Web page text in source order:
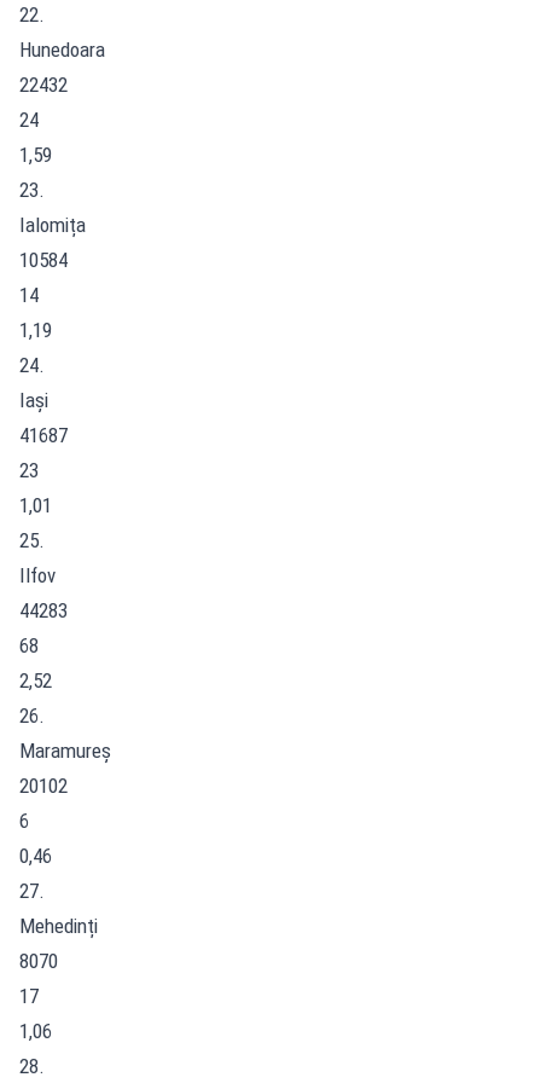
22.
Hunedoara
22432
24
1,59
23.
Ialomița
10584
14
1,19
24.
Iași
41687
23
1,01
25.
Ilfov
44283
68
2,52
26.
Maramureș
20102
6
0,46
27.
Mehedinți
8070
17
1,06
28.